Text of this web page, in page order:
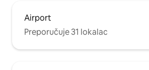
Airport
Preporučuje 31 lokalac